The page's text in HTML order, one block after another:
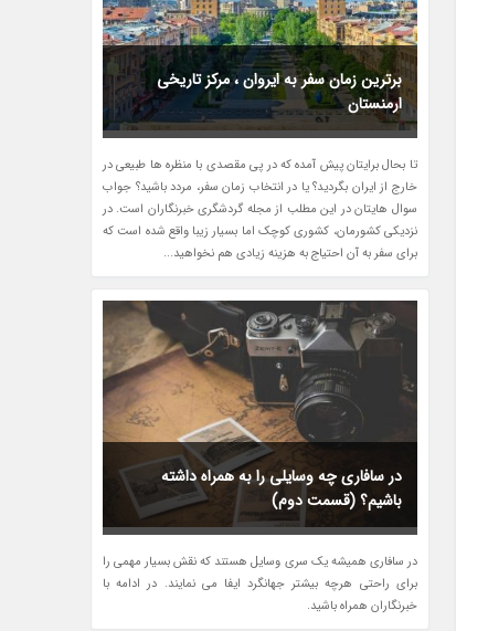
برترین زمان سفر به ایروان ، مرکز تاریخی
ارمنستان
تا بحال برایتان پیش آمده که در پی مقصدی با منظره ها طبیعی در
خارج از ایران بگردید؟ یا در انتخاب زمان سفر، مردد باشید؟ جواب
سوال هایتان در این مطلب از مجله گردشگری خبرنگاران است. در
نزدیکی کشورمان، کشوری کوچک اما بسیار زیبا واقع شده است که
برای سفر به آن احتیاج به هزینه زیادی هم نخواهید...
در سافاری چه وسایلی را به همراه داشته
باشیم؟ (قسمت دوم)
در سافاری همیشه یک سری وسایل هستند که نقش بسیار مهمی را
برای راحتی هرچه بیشتر جهانگرد ایفا می نمایند. در ادامه با
خبرنگاران همراه باشید.